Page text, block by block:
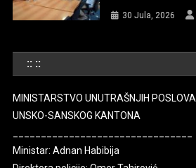
30 Jula, 2026
:: ::
MINISTARSTVO UNUTRAŠNJIH POSLOVA
UNSKO-SANSKOG KANTONA
Ministar: Adnan Habibija